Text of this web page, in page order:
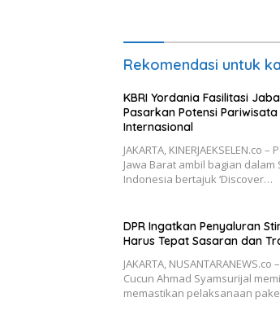
Rekomendasi untuk
KBRI Yordania Fasilitasi
Pasarkan Potensi
Internasional
JAKARTA, KINERJAEKSELEN.co
Jawa Barat ambil bagian
Indonesia bertajuk ‘Discover…
DPR Ingatkan Penyaluran
Harus Tepat Sasaran dan
JAKARTA,
Cucun Ahmad Syamsurijal
memastikan pelaksanaan